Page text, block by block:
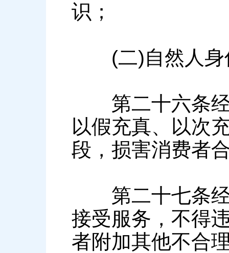
识；
(二)自然人身
第二十六条经
以假充真、以次
段，损害消费者
第二十七条经
接受服务，不得
者附加其他不合